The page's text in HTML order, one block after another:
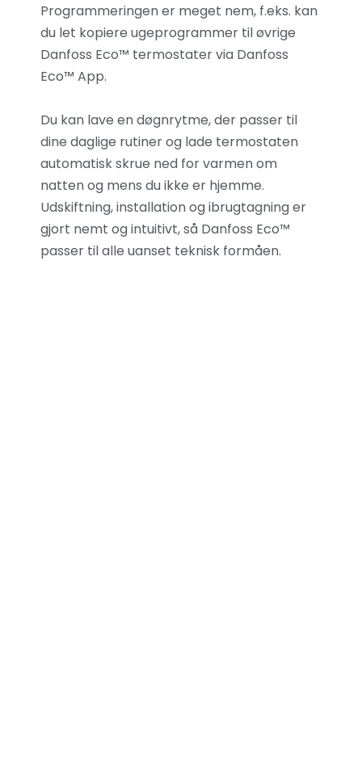
Programmeringen er meget nem, f.eks. kan
du let kopiere ugeprogrammer til øvrige
Danfoss Eco™ termostater via Danfoss
Eco™ App.
Du kan lave en døgnrytme, der passer til
dine daglige rutiner og lade termostaten
automatisk skrue ned for varmen om
natten og mens du ikke er hjemme.
Udskiftning, installation og ibrugtagning er
gjort nemt og intuitivt, så Danfoss Eco™
passer til alle uanset teknisk formåen.